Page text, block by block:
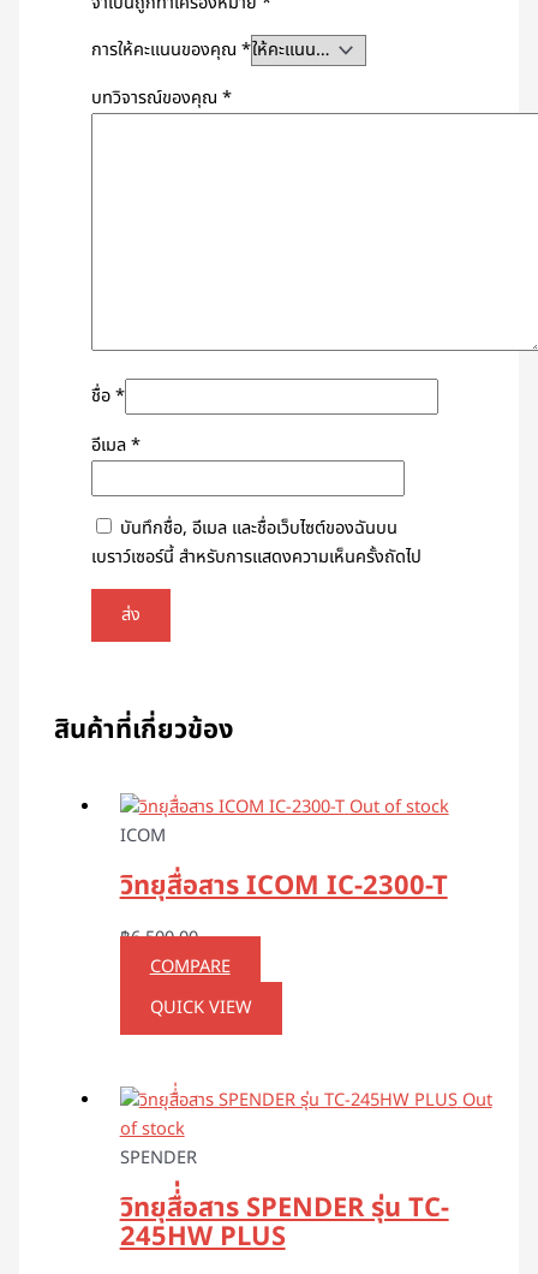
การให้คะแนนของคุณ*
บทวิจารณ์ของคุณ*
ชื่อ*
อีเมล*
บันทึกชื่อ, อีเมล และชื่อเว็บไซต์ของฉันบน
เบราว์เซอร์นี้ สำหรับการแสดงความเห็นครั้งถัดไป
สินค้าที่เกี่ยวข้อง
Out of stock
ICOM
วิทยุสื่อสาร ICOM IC-2300-T
฿6,500.00
COMPARE
QUICK VIEW
Out
of stock
SPENDER
วิทยุสื่่อสาร SPENDER รุ่น TC-
245HW PLUS